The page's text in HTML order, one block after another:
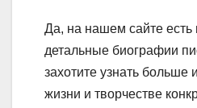
Да, на нашем сайте есть
детальные биографии
захотите узнать
жизни и творчестве